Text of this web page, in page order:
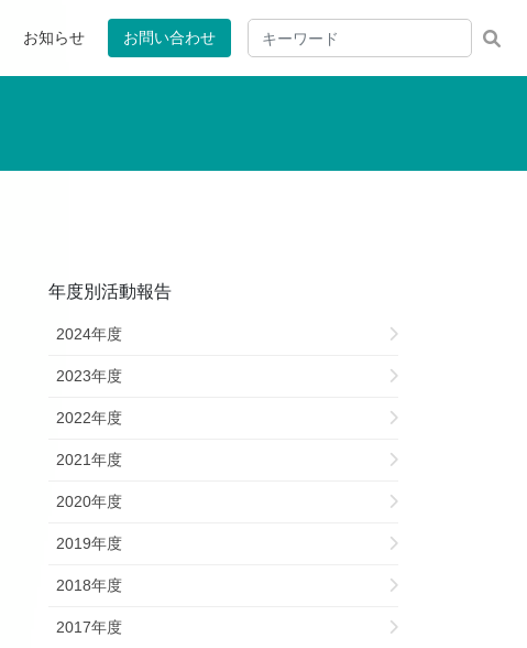
お知らせ お問い合わせ
年度別活動報告
2024年度
2023年度
2022年度
2021年度
2020年度
2019年度
2018年度
2017年度